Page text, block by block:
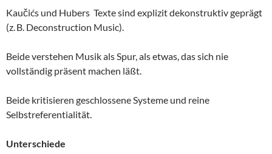
Kaučićs und Hubers Texte sind explizit dekonstruktiv geprägt
(z. B. Deconstruction Music).
Beide verstehen Musik als Spur, als etwas, das sich nie
vollständig präsent machen läßt.
Beide kritisieren geschlossene Systeme und reine
Selbstreferentialität.
Unterschiede